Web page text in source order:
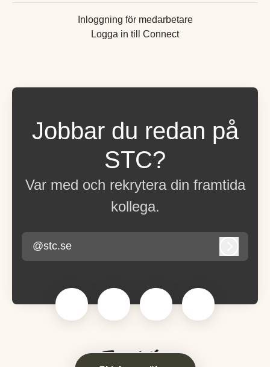
Inloggning för medarbetare
Logga in till Connect
Jobbar du redan på
STC?
Var med och rekrytera din framtida
kollega.
@stc.se